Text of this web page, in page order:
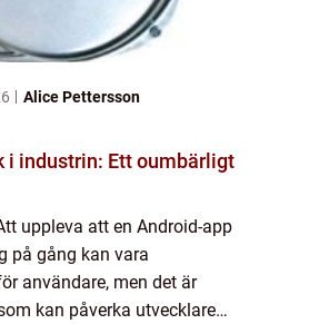
Alice Pettersson
i industrin: Ett oumbärligt
uppleva att en Android-app
på gång kan vara
användare, men det är
kan påverka utvecklare